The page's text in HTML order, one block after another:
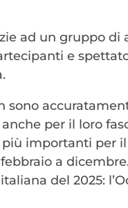
ad un gruppo
e
sono
per il loro
più importanti per
a
del 2025: